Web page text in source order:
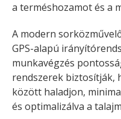
a terméshozamot és a
A modern
GPS-alapú
munkavégzés
rendszerek biztosítják,
között haladjon,
és optimalizálva a